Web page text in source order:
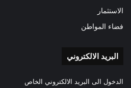
الاستثمار
فضاء المواطن
البريد الالكتروني
الدخول الى البريد الالكتروني الخاص